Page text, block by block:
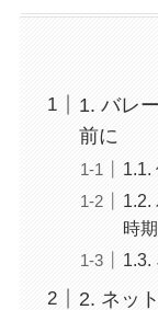
1. バレ
前に
1.1.
1.2.
時期
1.3.
2. ネッ